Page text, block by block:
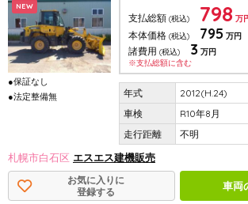
NEW
●保証なし
●法定整備無
支払総額 (税込) 798 万
本体価格 (税込) 795 万円
諸費用 (税込) 3 万円
※支払総額に含む
2012(H.24)
R10年8月
不明
札幌市白石区 エスエス建機販売
お気に入りに
登録する
車両